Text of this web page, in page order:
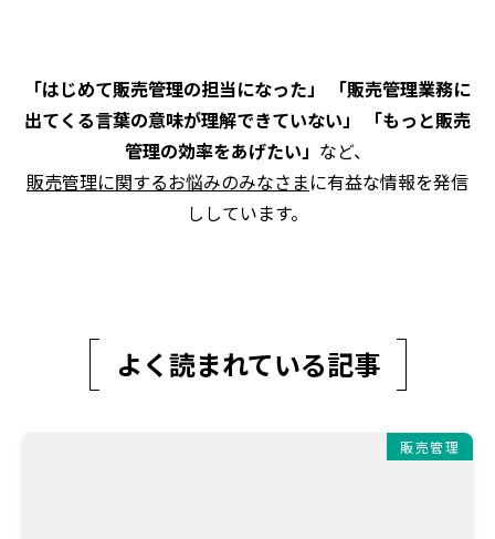
「はじめて販売管理の担当になった」 「販売管理業務に
出てくる言葉の意味が理解できていない」 「もっと販売
管理の効率をあげたい」 など、
販売管理に関するお悩みのみなさまに有益な情報を発信
ししています。
よく読まれている記事
販売管理